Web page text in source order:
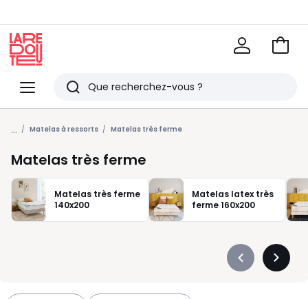
Menu
Redoute
Rechercher
Derniers
articles
vus
Voir
... Matelas à ressorts Matelas très ferme
Matelas très ferme
Matelas très ferme
140x200
Matelas latex très
ferme 160x200
Précédent